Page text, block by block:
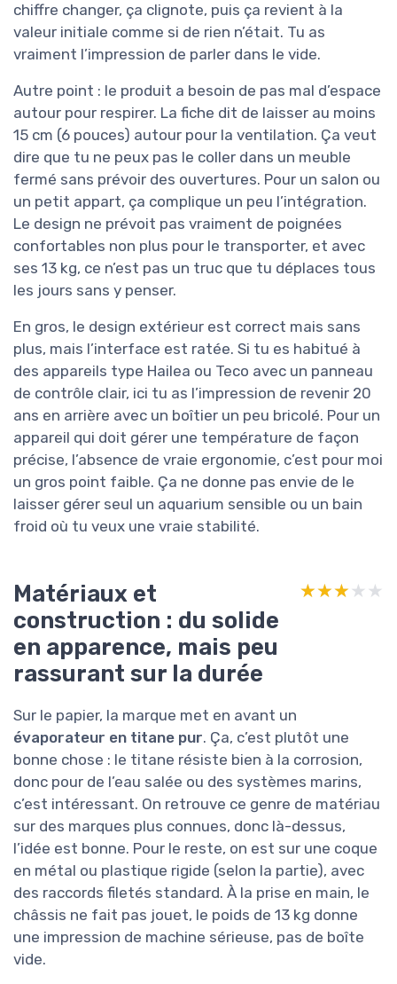
chiffre changer, ça clignote, puis ça revient à la
valeur initiale comme si de rien n’était. Tu as
vraiment l’impression de parler dans le vide.
Autre point : le produit a besoin de pas mal d’espace
autour pour respirer. La fiche dit de laisser au moins
15 cm (6 pouces) autour pour la ventilation. Ça veut
dire que tu ne peux pas le coller dans un meuble
fermé sans prévoir des ouvertures. Pour un salon ou
un petit appart, ça complique un peu l’intégration.
Le design ne prévoit pas vraiment de poignées
confortables non plus pour le transporter, et avec
ses 13 kg, ce n’est pas un truc que tu déplaces tous
les jours sans y penser.
En gros, le design extérieur est correct mais sans
plus, mais l’interface est ratée. Si tu es habitué à
des appareils type Hailea ou Teco avec un panneau
de contrôle clair, ici tu as l’impression de revenir 20
ans en arrière avec un boîtier un peu bricolé. Pour un
appareil qui doit gérer une température de façon
précise, l’absence de vraie ergonomie, c’est pour moi
un gros point faible. Ça ne donne pas envie de le
laisser gérer seul un aquarium sensible ou un bain
froid où tu veux une vraie stabilité.
Matériaux et
construction : du solide
en apparence, mais peu
rassurant sur la durée
★★★★★
★★★★★
Sur le papier, la marque met en avant un
évaporateur en titane pur. Ça, c’est plutôt une
bonne chose : le titane résiste bien à la corrosion,
donc pour de l’eau salée ou des systèmes marins,
c’est intéressant. On retrouve ce genre de matériau
sur des marques plus connues, donc là-dessus,
l’idée est bonne. Pour le reste, on est sur une coque
en métal ou plastique rigide (selon la partie), avec
des raccords filetés standard. À la prise en main, le
châssis ne fait pas jouet, le poids de 13 kg donne
une impression de machine sérieuse, pas de boîte
vide.